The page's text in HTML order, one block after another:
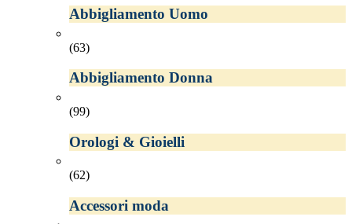
Abbigliamento Uomo
(63)
Abbigliamento Donna
(99)
Orologi & Gioielli
(62)
Accessori moda